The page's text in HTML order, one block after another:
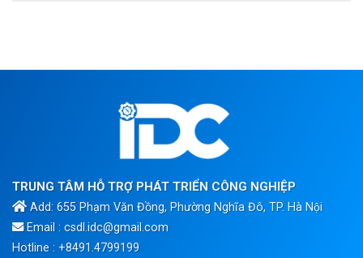
TRUNG TÂM HỖ TRỢ PHÁT TRIỂN CÔNG NGHIỆP
Add: 655 Phạm Văn Đồng, Phường Nghĩa Đô, TP. Hà Nội
Email : csdl.idc@gmail.com
Hotline : +8491.4799199